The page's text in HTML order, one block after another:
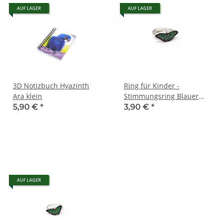
AUF LAGER
3D Notizbuch Hyazinth
Ara klein
5,90 € *
AUF LAGER
Ring für Kinder -
Stimmungsring Blauer
Morphofalter Motiv 1
3,90 € *
AUF LAGER